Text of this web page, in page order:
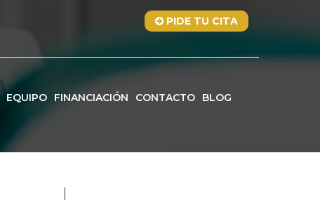
PIDE TU CITA
EQUIPO FINANCIACIÓN CONTACTO BLOG